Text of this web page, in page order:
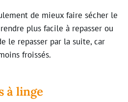
de mieux faire sécher le
plus facile à repasser ou
le repasser par la suite, car
froissés.
à linge